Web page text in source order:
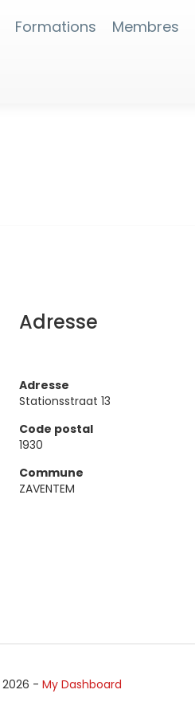
Formations Membres
Adresse
Adresse
Stationsstraat 13
Code postal
1930
Commune
ZAVENTEM
2026 - My Dashboard